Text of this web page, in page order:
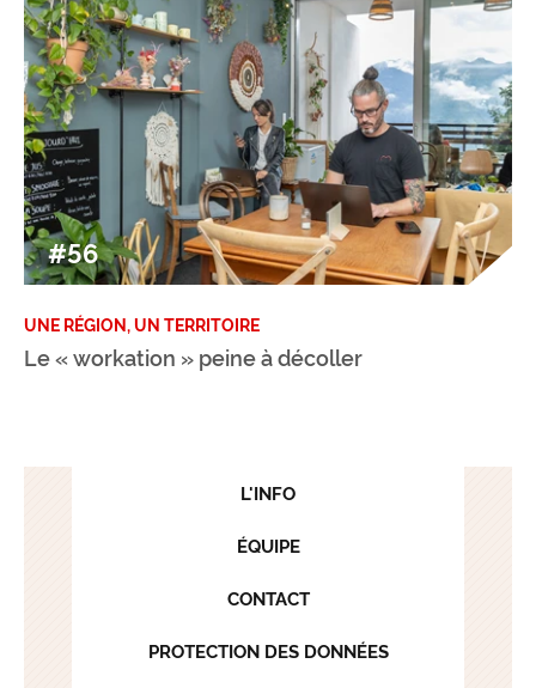
#56
UNE RÉGION, UN TERRITOIRE
Le « workation » peine à décoller
L'INFO
ÉQUIPE
CONTACT
PROTECTION DES DONNÉES